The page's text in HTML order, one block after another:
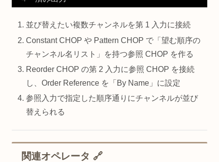
並び替えたい複数チャンネルを第 1 入力に接続
Constant CHOP や Pattern CHOP で「望む順序の
チャンネル名リスト」を持つ参照 CHOP を作る
Reorder CHOP の第 2 入力に参照 CHOP を接続
し、Order Reference を「By Name」に設定
参照入力で指定した順序通りにチャンネルが並び
替えられる
関連オペレータ 🔗